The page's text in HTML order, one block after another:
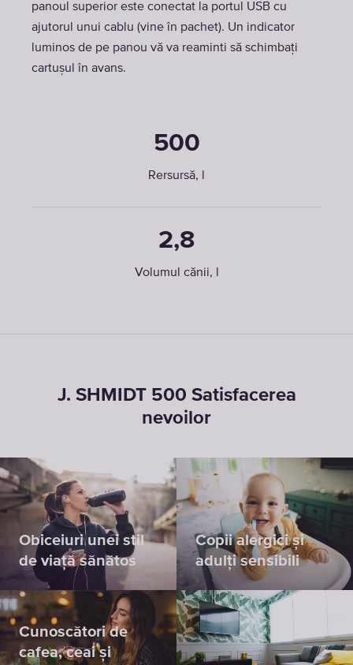
panoul superior este conectat la portul USB cu
ajutorul unui cablu (vine în pachet). Un indicator
luminos de pe panou vă va reaminti să schimbați
cartușul în avans.
500
Rersursă, l
2,8
Volumul cănii, l
J. SHMIDT 500 Satisfacerea
nevoilor
Obiceiuri unei stil
de viață sănătos
Copii alergici și
adulți sensibili
Cunoscători de
cafea, ceai și